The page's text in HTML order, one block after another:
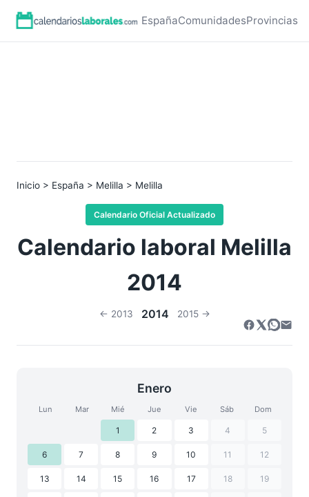
EspañaComunidadesProvincias
Inicio > España > Melilla > Melilla
Calendario Oficial Actualizado
Calendario laboral Melilla
2014
← 2013 2014 2015 →
Enero
Lun Mar Mié Jue Vie Sáb Dom
1 2 3 4 5
6 7 8 9 10 11 12
13 14 15 16 17 18 19